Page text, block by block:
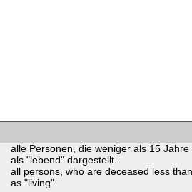
alle Personen, die weniger als 15
als "lebend" dargestellt.
all persons, who are deceased less
as "living".